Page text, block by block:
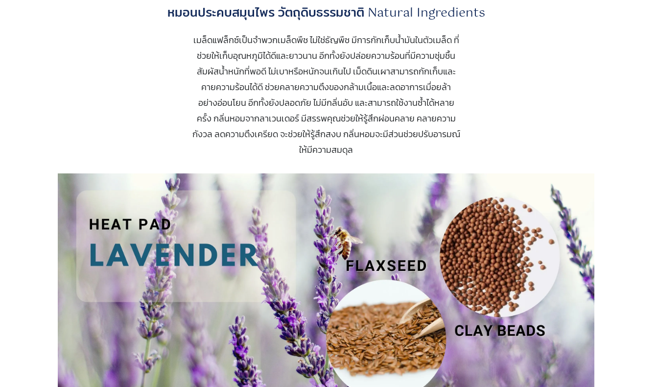
หมอนประคบสมุนไพร วัตถุดิบธรรมชาติ Natural Ingredients
เมล็ดแฟล็กซ์เป็นจำพวกเมล็ดพืช ไม่ใช่ธัญพืช มีการกักเก็บน้ำมันในตัวเมล็ด ที่
ช่วยให้เก็บอุณหภูมิได้ดีและยาวนาน อีกทั้งยังปล่อยความร้อนที่มีความชุ่มชื้น
สัมผัสน้ำหนักที่พอดี ไม่เบาหรือหนักจนเกินไป เม็ดดินเผาสามารถกักเก็บและ
คายความร้อนได้ดี ช่วยคลายความตึงของกล้ามเนื้อและลดอาการเมื่อยล้า
อย่างอ่อนโยน อีกทั้งยังปลอดภัย ไม่มีกลิ่นอับ และสามารถใช้งานซ้ำได้หลาย
ครั้ง กลิ่นหอมจากลาเวนเดอร์ มีสรรพคุณช่วยให้รู้สึกผ่อนคลาย คลายความ
กังวล ลดความตึงเครียด จะช่วยให้รู้สึกสงบ กลิ่นหอมจะมีส่วนช่วยปรับอารมณ์
ให้มีความสมดุล